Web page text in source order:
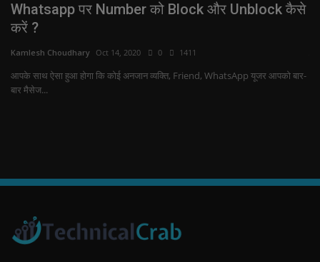
Whatsapp पर Number को Block और Unblock कैसे
करें ?
Kamlesh Choudhary Oct 14, 2020 0 1411
आपके साथ ऐसा हुआ होगा कि कोई अनजान व्यक्ति, Friend, WhatsApp यूजर आपको बार-
बार मैसेज...